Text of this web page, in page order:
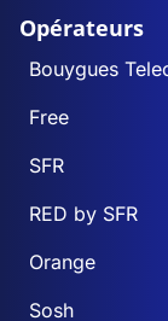
Opérateurs
Bouygues
Free
SFR
RED by SFR
Orange
Sosh